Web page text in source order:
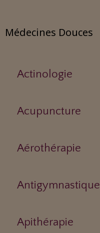
Médecines Douces
Actinologie
Acupuncture
Aérothérapie
Antigymnastique
Apithérapie